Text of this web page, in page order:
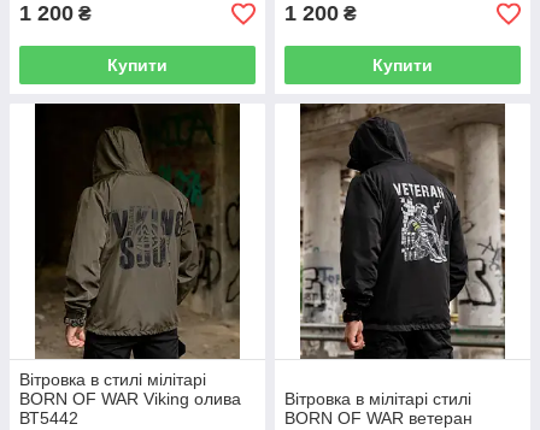
1 200 ₴
Купити
1 200 ₴
Купити
Вітровка в стилі мілітарі
BORN OF WAR Viking олива
ВТ5442
Вітровка в мілітарі стилі
BORN OF WAR ветеран